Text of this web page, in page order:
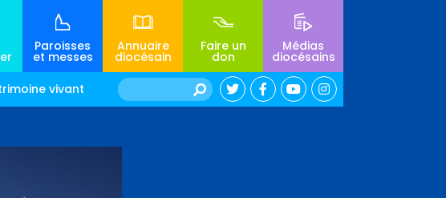
Paroisses
et messes
Annuaire
diocésain
Faire un
don
Médias
diocésains
vivant Rechercher :